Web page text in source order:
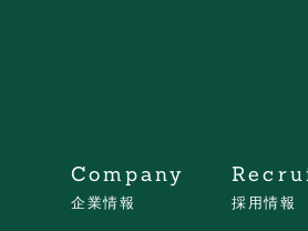
Company
企業情報 採用情報